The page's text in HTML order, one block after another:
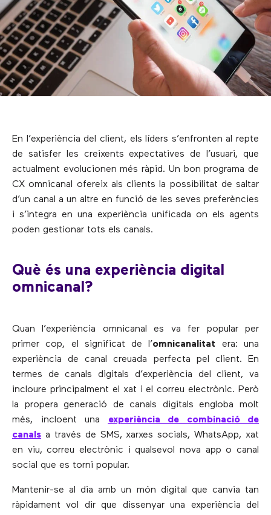
En l’experiència del client, els líders s’enfronten al repte
de satisfer les creixents expectatives de l’usuari, que
actualment evolucionen més ràpid. Un bon programa de
CX omnicanal ofereix als clients la possibilitat de saltar
d’un canal a un altre en funció de les seves preferències
i s’integra en una experiència unificada on els agents
poden gestionar tots els canals.
Què és una experiència digital
omnicanal?
Quan l’experiència omnicanal es va fer popular per
primer cop, el significat de l’omnicanalitat era: una
experiència de canal creuada perfecta pel client. En
termes de canals digitals d’experiència del client, va
incloure principalment el xat i el correu electrònic. Però
la propera generació de canals digitals engloba molt
més, incloent una experiència de combinació de
canals a través de SMS, xarxes socials, WhatsApp, xat
en viu, correu electrònic i qualsevol nova app o canal
social que es torni popular.
Mantenir-se al dia amb un món digital que canvia tan
ràpidament vol dir que dissenyar una experiència del